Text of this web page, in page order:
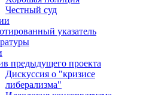
Честный суд
указатель
предыдущего проекта
Дискуссия о "кризисе
либерализма"